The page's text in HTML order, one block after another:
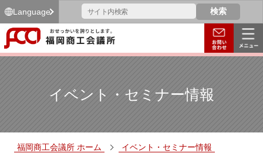
Language
イベント・セミナー情報
福岡商工会議所 ホーム イベント・セミナー情報